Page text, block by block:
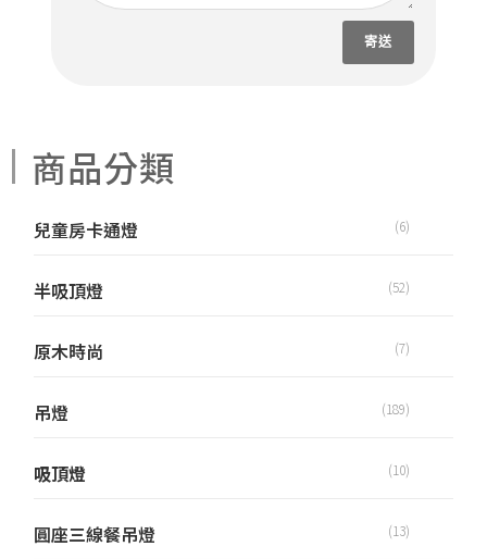
寄送
商品分類
兒童房卡通燈 (6)
半吸頂燈 (52)
原木時尚 (7)
吊燈 (189)
吸頂燈 (10)
圓座三線餐吊燈 (13)